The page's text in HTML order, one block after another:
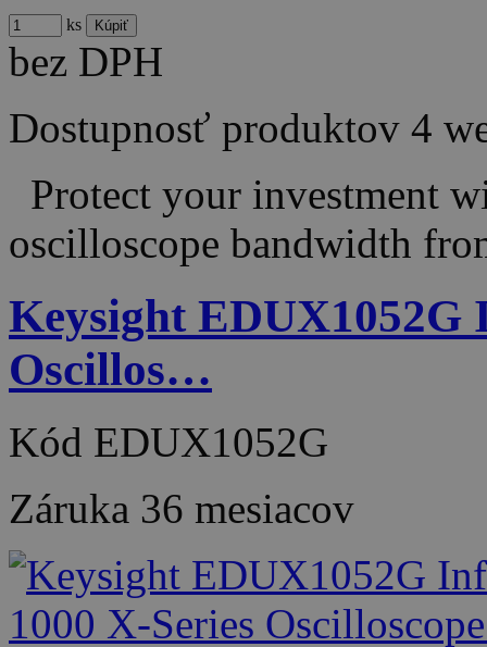
ks
bez DPH
Dostupnosť produktov 4
Protect your investment
oscilloscope bandwidth
Keysight EDUX1052G
Oscillos…
Kód EDUX1052G
Záruka 36 mesiacov